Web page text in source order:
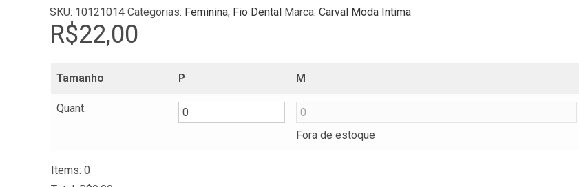
SKU: 10121014 Categorias: Feminina, Fio Dental Marca: Carval Moda Intima
R$22,00
Tamanho P M
Quant.
Fora de estoque
Items: 0